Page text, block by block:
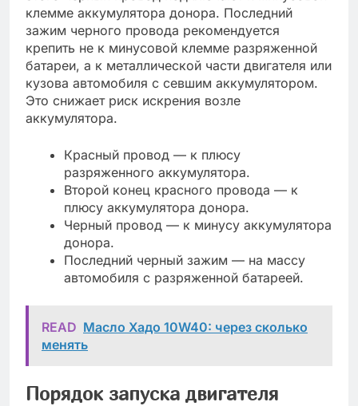
клемме аккумулятора донора. Последний
зажим черного провода рекомендуется
крепить не к минусовой клемме разряженной
батареи, а к металлической части двигателя или
кузова автомобиля с севшим аккумулятором.
Это снижает риск искрения возле
аккумулятора.
Красный провод — к плюсу
разряженного аккумулятора.
Второй конец красного провода — к
плюсу аккумулятора донора.
Черный провод — к минусу аккумулятора
донора.
Последний черный зажим — на массу
автомобиля с разряженной батареей.
READ Масло Хадо 10W40: через сколько
менять
Порядок запуска двигателя